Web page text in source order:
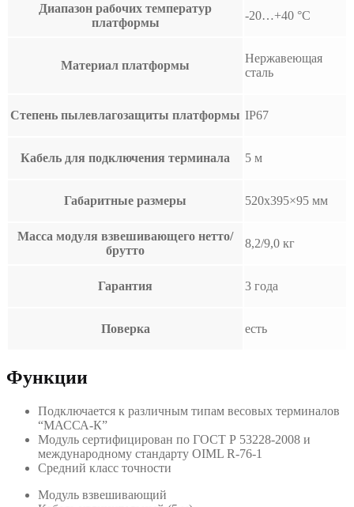
Диапазон рабочих температур
платформы
-20…+40 °С
Материал платформы
Нержавеющая
сталь
Степень пылевлагозащиты платформы IP67
Кабель для подключения терминала 5 м
Габаритные размеры 520х395×95 мм
Масса модуля взвешивающего нетто/
брутто
8,2/9,0 кг
Гарантия 3 года
Поверка есть
Функции
Подключается к различным типам весовых терминалов
“МАССА-К”
Модуль сертифицирован по ГОСТ Р 53228-2008 и
международному стандарту OIML R-76-1
Средний класс точности
Модуль взвешивающий